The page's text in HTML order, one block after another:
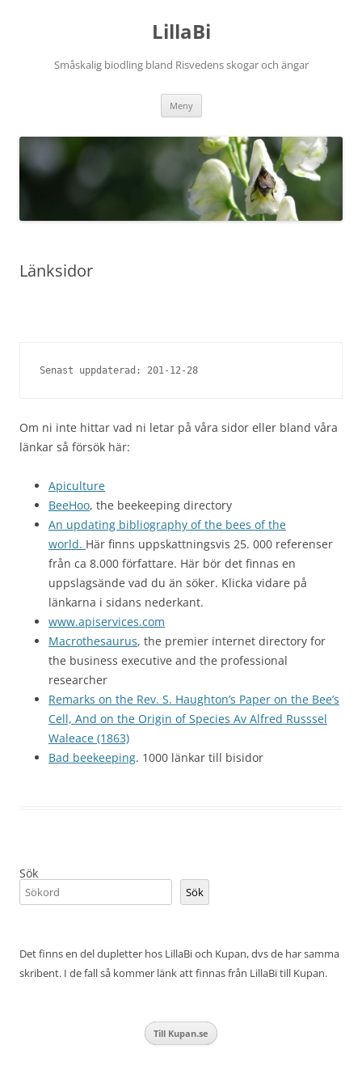
LillaBi
Småskalig biodling bland Risvedens skogar och ängar
Meny
Länksidor
Senast uppdaterad: 201-12-28
Om ni inte hittar vad ni letar på våra sidor eller bland våra
länkar så försök här:
Apiculture
BeeHoo, the beekeeping directory
An updating bibliography of the bees of the
world. Här finns uppskattningsvis 25. 000 referenser
från ca 8.000 författare. Här bör det finnas en
uppslagsände vad du än söker. Klicka vidare på
länkarna i sidans nederkant.
www.apiservices.com
Macrothesaurus, the premier internet directory for
the business executive and the professional
researcher
Remarks on the Rev. S. Haughton’s Paper on the Bee’s
Cell, And on the Origin of Species Av Alfred Russsel
Waleace (1863)
Bad beekeeping. 1000 länkar till bisidor
Sök
Sök
Det finns en del dupletter hos LillaBi och Kupan, dvs de har samma
skribent. I de fall så kommer länk att finnas från LillaBi till Kupan.
Till Kupan.se